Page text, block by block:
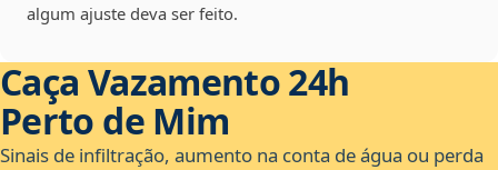
algum ajuste deva ser feito.
Caça Vazamento 24h
Perto de Mim
Sinais de infiltração, aumento na conta de água ou perda